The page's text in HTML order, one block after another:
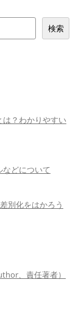
検索
は？わかりやすい
などについて
別化をはかろう
、責任著者）